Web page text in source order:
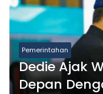
Pemerintahan
Dedie Ajak
Depan